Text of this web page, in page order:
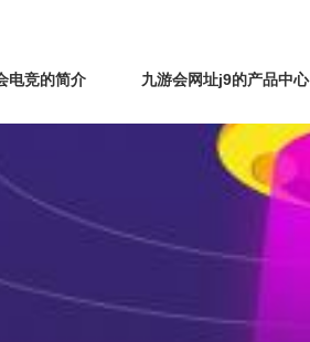
电竞的简介 九游会网址j9的产品中心